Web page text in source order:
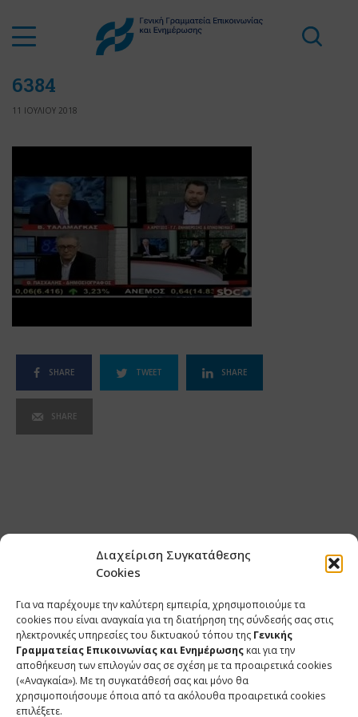
Διαχείριση Συγκατάθεσης
Cookies
Για να παρέχουμε την καλύτερη εμπειρία, χρησιμοποιούμε τα
cookies που είναι αναγκαία για τη διατήρηση της σύνδεσής σας στις
ηλεκτρονικές υπηρεσίες του δικτυακού τόπου της Γενικής
Γραμματείας Επικοινωνίας και Ενημέρωσης και για την
αποθήκευση των επιλογών σας σε σχέση με τα προαιρετικά cookies
(«Αναγκαία»). Με τη συγκατάθεσή σας και μόνο θα
χρησιμοποιήσουμε όποια από τα ακόλουθα προαιρετικά cookies
επιλέξετε.
6384
11 ΙΟΥΛΙΟΥ 2018
SHARE TWEET SHARE
SHARE
ΕΠΙΚΟΙΝΩΝΙΑ